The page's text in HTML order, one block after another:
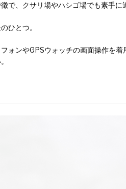
で、クサリ場やハシゴ場でも素手に
ひとつ。
ォンやGPSウォッチの画面操作を